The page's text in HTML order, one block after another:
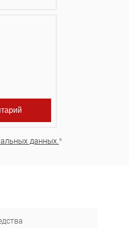
данных.*